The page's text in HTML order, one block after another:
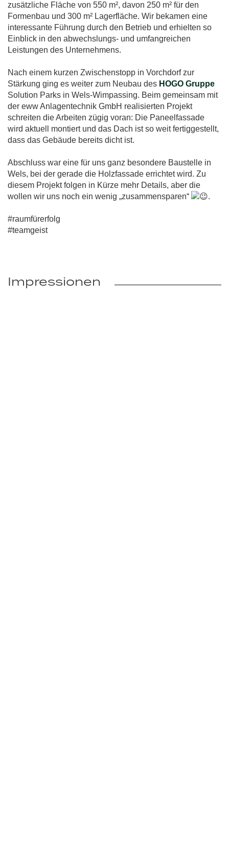
zusätzliche Fläche von 550 m², davon 250 m² für den
Formenbau und 300 m² Lagerfläche. Wir bekamen eine
interessante Führung durch den Betrieb und erhielten so
Einblick in den abwechslungs- und umfangreichen
Leistungen des Unternehmens.
Nach einem kurzen Zwischenstopp in Vorchdorf zur
Stärkung ging es weiter zum Neubau des HOGO Gruppe
Solution Parks in Wels-Wimpassing. Beim gemeinsam mit
der eww Anlagentechnik GmbH realisierten Projekt
schreiten die Arbeiten zügig voran: Die Paneelfassade
wird aktuell montiert und das Dach ist so weit fertiggestellt,
dass das Gebäude bereits dicht ist.
Abschluss war eine für uns ganz besondere Baustelle in
Wels, bei der gerade die Holzfassade errichtet wird. Zu
diesem Projekt folgen in Kürze mehr Details, aber die
wollen wir uns noch ein wenig „zusammensparen“
.
#raumfürerfolg
#teamgeist
Impressionen